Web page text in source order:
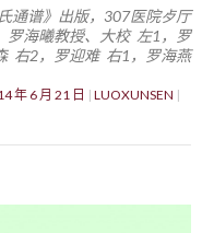
通谱》出版，307医院歺厅
罗海曦教授、大校 左1，罗
右2，罗迎难 右1，罗海燕
年 6 月 21 日
LUOXUNSEN